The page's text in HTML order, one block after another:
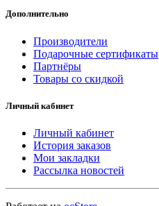
Дополнительно
Производители
Подарочные сертификаты
Партнёры
Товары со скидкой
Личный кабинет
Личный кабинет
История заказов
Мои закладки
Рассылка новостей